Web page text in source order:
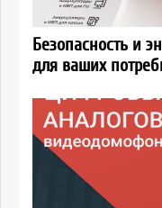
Безопасность и
для ваших